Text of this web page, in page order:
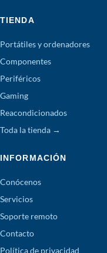
TIENDA
Portátiles y ordenadores
Componentes
Periféricos
Gaming
Reacondicionados
Toda la tienda →
INFORMACIÓN
Conócenos
Servicios
Soporte remoto
Contacto
Política de privacidad